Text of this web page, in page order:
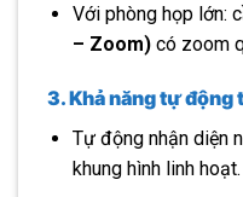
Với phòng họp lớn:
– Zoom)có zoom
3. Khả năng tự
Tự động nhận diện
khung hình linh hoạt.